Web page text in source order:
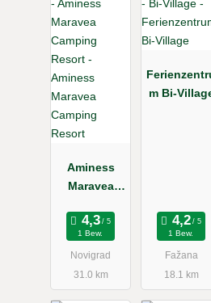
Aminess
Maravea
Resort
1 Bew.
Novigrad
31.0 km
m Bi-
1 Bew.
Fažana
18.1 km